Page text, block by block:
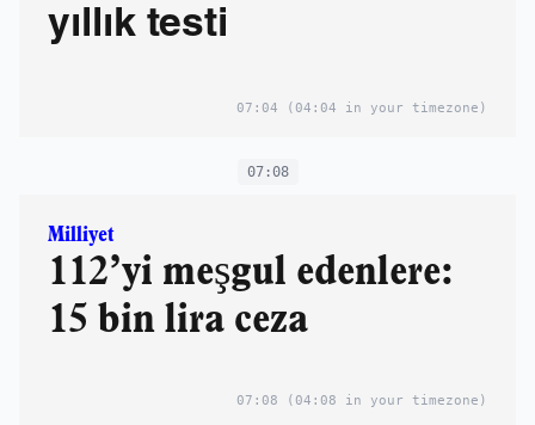
yıllık testi
07:04 (04:04 in your timezone)
07:08
Milliyet
112’yi meşgul edenlere:
15 bin lira ceza
07:08 (04:08 in your timezone)